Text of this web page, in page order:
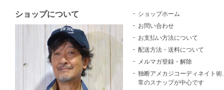
ショップについて
ショップホーム
お問い合わせ
お支払い方法について
配送方法・送料について
メルマガ登録・解除
独断アメカジコーディネイト術
常のスナップが中心です